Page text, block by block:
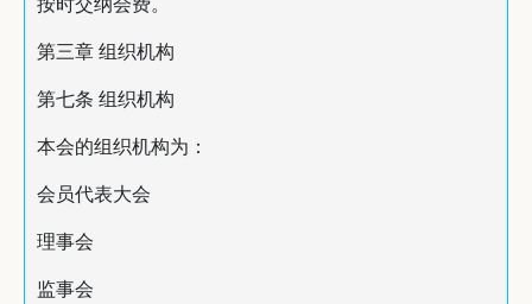
第三章 组织机构
第七条 组织机构
本会的组织机构为：
会员代表大会
理事会
监事会